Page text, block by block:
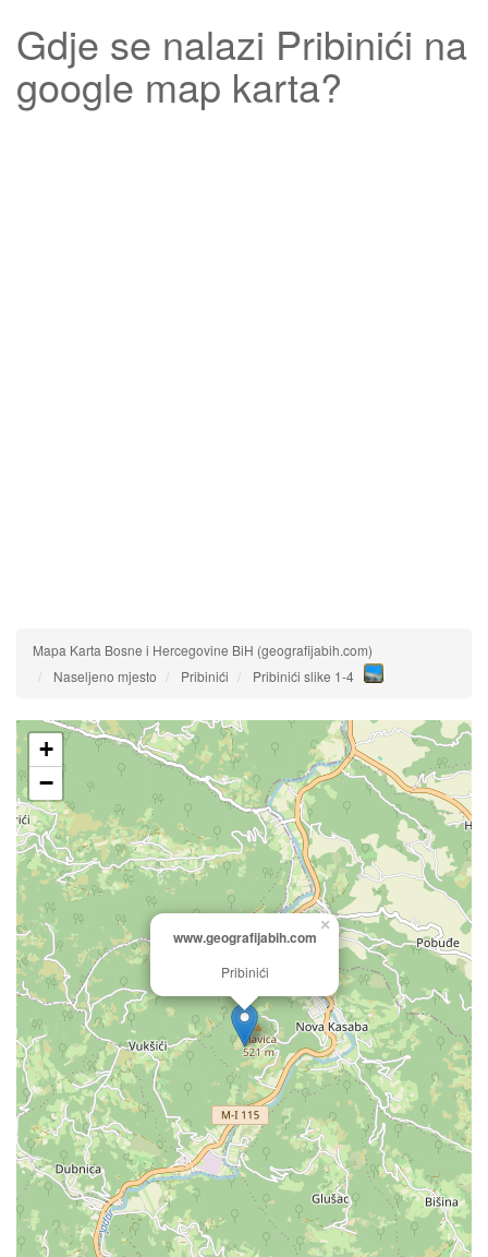
Gdje se nalazi Pribinići na
google map karta?
Mapa Karta Bosne i Hercegovine BiH (geografijabih.com)
Naseljeno mjesto
Pribinići Pribinići slike 1-4
www.geografijabih.com
Pribinići
×
+
−